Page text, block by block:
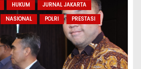
HUKUM
JURNAL JAKARTA
NASIONAL POLRI
PRESTASI